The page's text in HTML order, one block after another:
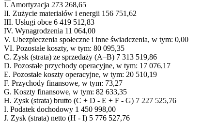
I. Amortyzacja 273 268,65
II. Zużycie materiałów i energii 156 751,62
III. Usługi obce 6 419 512,83
IV. Wynagrodzenia 11 064,00
V. Ubezpieczenia społeczne i inne świadczenia, w tym: 0,00
VI. Pozostałe koszty, w tym: 80 095,35
C. Zysk (strata) ze sprzedaży (A–B) 7 313 519,86
D. Pozostałe przychody operacyjne, w tym: 17 076,17
E. Pozostałe koszty operacyjne, w tym: 20 510,19
F. Przychody finansowe, w tym: 73,27
G. Koszty finansowe, w tym: 82 633,35
H. Zysk (strata) brutto (C + D - E + F - G) 7 227 525,76
I. Podatek dochodowy 1 450 998,00
J. Zysk (strata) netto (H - I) 5 776 527,76